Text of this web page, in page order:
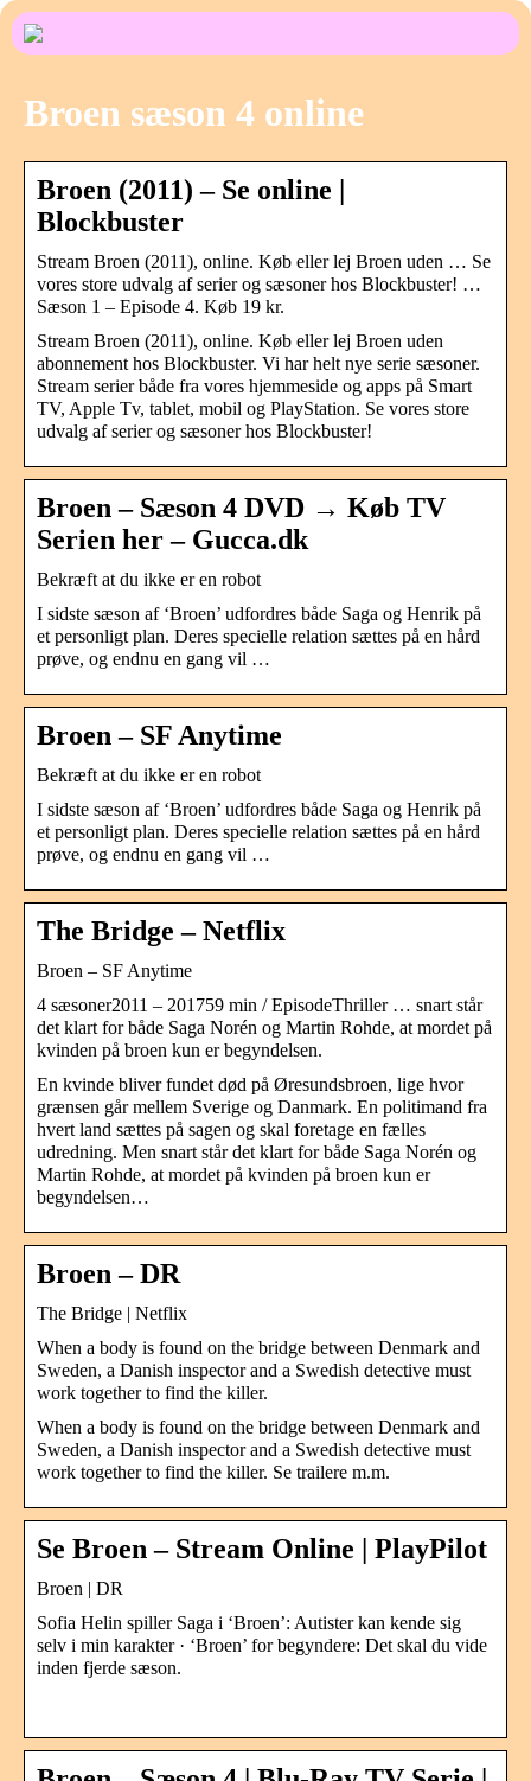
Broen sæson 4 online
Broen (2011) – Se online |
Blockbuster
Stream Broen (2011), online. Køb eller lej Broen uden … Se
vores store udvalg af serier og sæsoner hos Blockbuster! …
Sæson 1 – Episode 4. Køb 19 kr.
Stream Broen (2011), online. Køb eller lej Broen uden
abonnement hos Blockbuster. Vi har helt nye serie sæsoner.
Stream serier både fra vores hjemmeside og apps på Smart
TV, Apple Tv, tablet, mobil og PlayStation. Se vores store
udvalg af serier og sæsoner hos Blockbuster!
Broen – Sæson 4 DVD → Køb TV
Serien her – Gucca.dk
Bekræft at du ikke er en robot
I sidste sæson af ‘Broen’ udfordres både Saga og Henrik på
et personligt plan. Deres specielle relation sættes på en hård
prøve, og endnu en gang vil …
Broen – SF Anytime
Bekræft at du ikke er en robot
I sidste sæson af ‘Broen’ udfordres både Saga og Henrik på
et personligt plan. Deres specielle relation sættes på en hård
prøve, og endnu en gang vil …
The Bridge – Netflix
Broen – SF Anytime
4 sæsoner2011 – 201759 min / EpisodeThriller … snart står
det klart for både Saga Norén og Martin Rohde, at mordet på
kvinden på broen kun er begyndelsen.
En kvinde bliver fundet død på Øresundsbroen, lige hvor
grænsen går mellem Sverige og Danmark. En politimand fra
hvert land sættes på sagen og skal foretage en fælles
udredning. Men snart står det klart for både Saga Norén og
Martin Rohde, at mordet på kvinden på broen kun er
begyndelsen…
Broen – DR
The Bridge | Netflix
When a body is found on the bridge between Denmark and
Sweden, a Danish inspector and a Swedish detective must
work together to find the killer.
When a body is found on the bridge between Denmark and
Sweden, a Danish inspector and a Swedish detective must
work together to find the killer. Se trailere m.m.
Se Broen – Stream Online | PlayPilot
Broen | DR
Sofia Helin spiller Saga i ‘Broen’: Autister kan kende sig
selv i min karakter · ‘Broen’ for begyndere: Det skal du vide
inden fjerde sæson.